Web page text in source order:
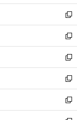
ウ
ィ
ン
ド
ウ
で
開
く
し
い
ウ
ィ
ン
ド
ウ
で
開
く
新
し
い
ウ
ィ
ン
ド
ウ
で
開
新
し
い
ウ
ィ
ン
ド
ウ
新
し
い
ウ
ィ
ン
新
し
い
ウ
新
し